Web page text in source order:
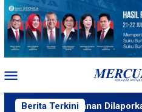
Loncat
konten
Mobile
Berita Terkini
Kehutanan Dilaporkan Diusir